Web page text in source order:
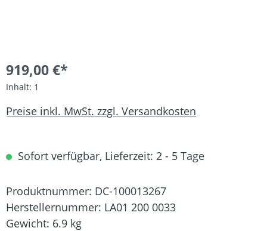
919,00 €*
Inhalt: 1
Preise inkl. MwSt. zzgl. Versandkosten
Sofort verfügbar, Lieferzeit: 2 - 5 Tage
Produktnummer: DC-100013267
Herstellernummer: LA01 200 0033
Gewicht: 6.9 kg